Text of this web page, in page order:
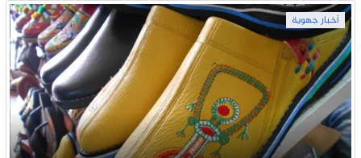
أخبار جهوية